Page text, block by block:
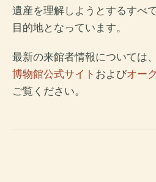
遺産を理解しようとするすべ
目的地となっています。
最新の来館者情報については、
博物館公式サイト およびオー
ご覧ください。